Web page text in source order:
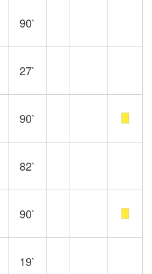
90`
27`
90`
82`
90`
19`